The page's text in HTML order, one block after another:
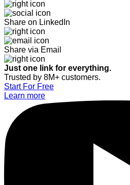
Share on LinkedIn
Share via Email
Just one link for everything.
Trusted by 8M+ customers.
Start For Free
Learn more